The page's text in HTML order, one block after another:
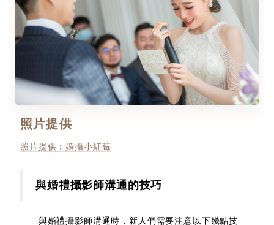
照片提供
照片提供：婚攝小紅莓
與婚禮攝影師溝通的技巧
與婚禮攝影師溝通時，新人們需要注意以下幾點技